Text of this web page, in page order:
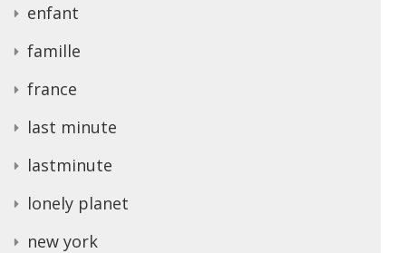
enfant
famille
france
last minute
lastminute
lonely planet
new york